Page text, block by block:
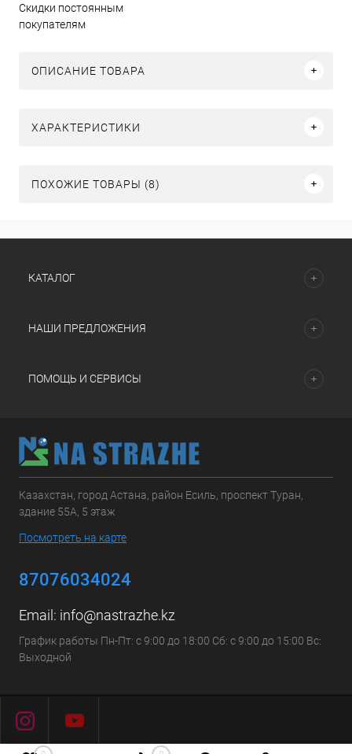
Скидки постоянным
покупателям
ОПИСАНИЕ ТОВАРА
ХАРАКТЕРИСТИКИ
ПОХОЖИЕ ТОВАРЫ (8)
КАТАЛОГ
НАШИ ПРЕДЛОЖЕНИЯ
ПОМОЩЬ И СЕРВИСЫ
Казахстан, город Астана, район Есиль, проспект Туран,
здание 55А, 5 этаж
Посмотреть на карте
87076034024
Email: info@nastrazhe.kz
График работы Пн-Пт: с 9:00 до 18:00 Сб: с 9:00 до 15:00 Вс:
Выходной